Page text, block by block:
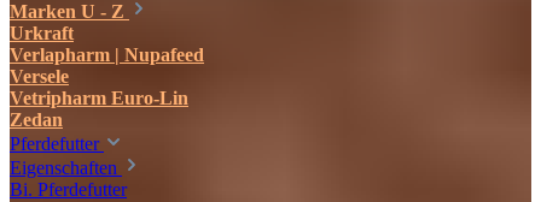
Marken U - Z
Urkraft
Verlapharm | Nupafeed
Versele
Vetripharm Euro-Lin
Zedan
Pferdefutter
Eigenschaften
Bi. Pferdefutter